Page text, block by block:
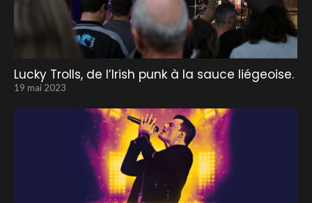
Lucky Trolls, de l’Irish punk à la sauce liégeoise.
19 mai 2023